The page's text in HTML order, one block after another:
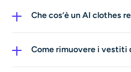
Che cos’è un AI clothes
che analizza e rimuove gli
Come rimuovere i vestiti